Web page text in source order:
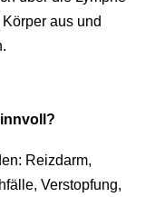
aus und
Reizdarm,
Verstopfung,